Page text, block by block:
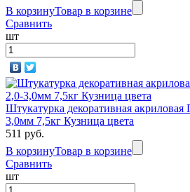
В корзинуТовар в корзине
Сравнить
шт
Штукатурка декоративная акриловая
3,0мм 7,5кг Кузница цвета
511 руб.
В корзинуТовар в корзине
Сравнить
шт